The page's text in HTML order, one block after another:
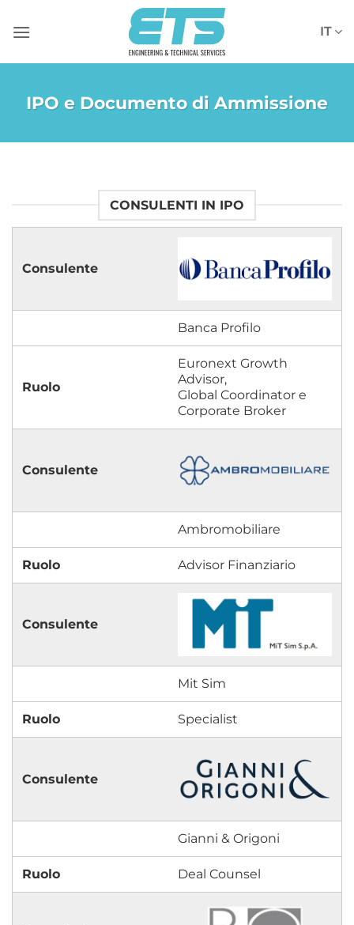
IT
IPO e Documento di Ammissione
CONSULENTI IN IPO
Banca Profilo
Euronext Growth
Advisor,
Global Coordinator e
Corporate Broker
Ambromobiliare
Advisor Finanziario
Mit Sim
Specialist
Gianni & Origoni
Deal Counsel